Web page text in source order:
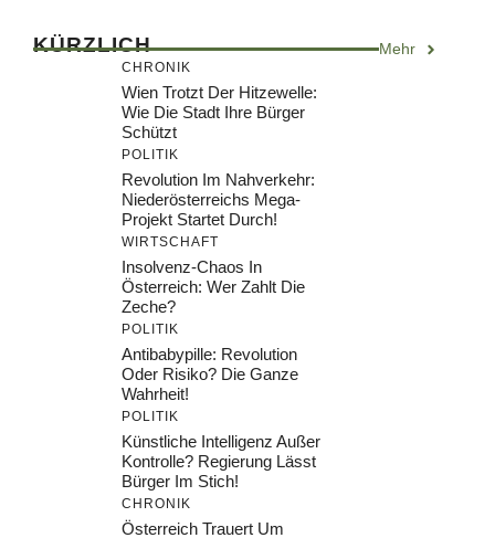
KÜRZLICH Mehr
CHRONIK
Wien Trotzt Der Hitzewelle:
Wie Die Stadt Ihre Bürger
Schützt
POLITIK
Revolution Im Nahverkehr:
Niederösterreichs Mega-
Projekt Startet Durch!
WIRTSCHAFT
Insolvenz-Chaos In
Österreich: Wer Zahlt Die
Zeche?
POLITIK
Antibabypille: Revolution
Oder Risiko? Die Ganze
Wahrheit!
POLITIK
Künstliche Intelligenz Außer
Kontrolle? Regierung Lässt
Bürger Im Stich!
CHRONIK
Österreich Trauert Um